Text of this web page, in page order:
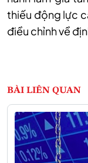
thiếu động lực
điều chỉnh về
BÀI LIÊN QUAN